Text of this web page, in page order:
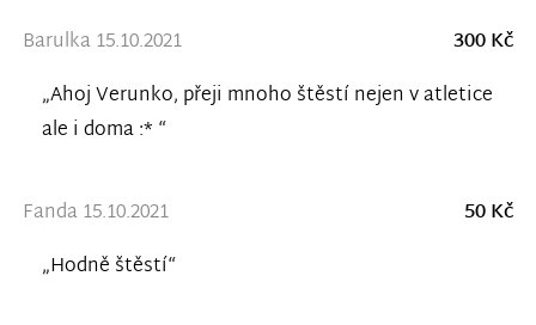
Barulka 15.10.2021
300 Kč
„Ahoj Verunko, přeji mnoho štěstí nejen v atletice
ale i doma :* “
Fanda 15.10.2021
50 Kč
„Hodně štěstí“